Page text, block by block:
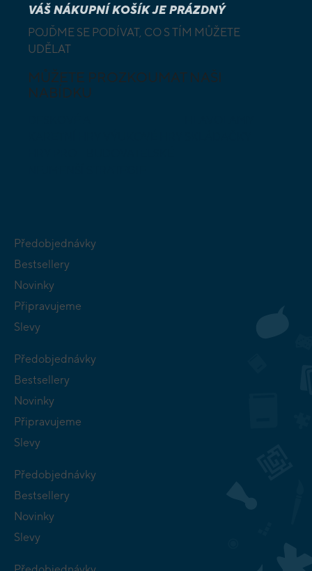
VÁŠ NÁKUPNÍ KOŠÍK JE PRÁZDNÝ
POJĎME SE PODÍVAT, CO S TÍM MŮŽETE
UDĚLAT
MŮŽETE PROZKOUMAT NAŠI
NABÍDKU
Předobjednávky
Bestsellery
Novinky
Připravujeme
Slevy
Předobjednávky
Bestsellery
Novinky
Připravujeme
Slevy
Předobjednávky
Bestsellery
Novinky
Slevy